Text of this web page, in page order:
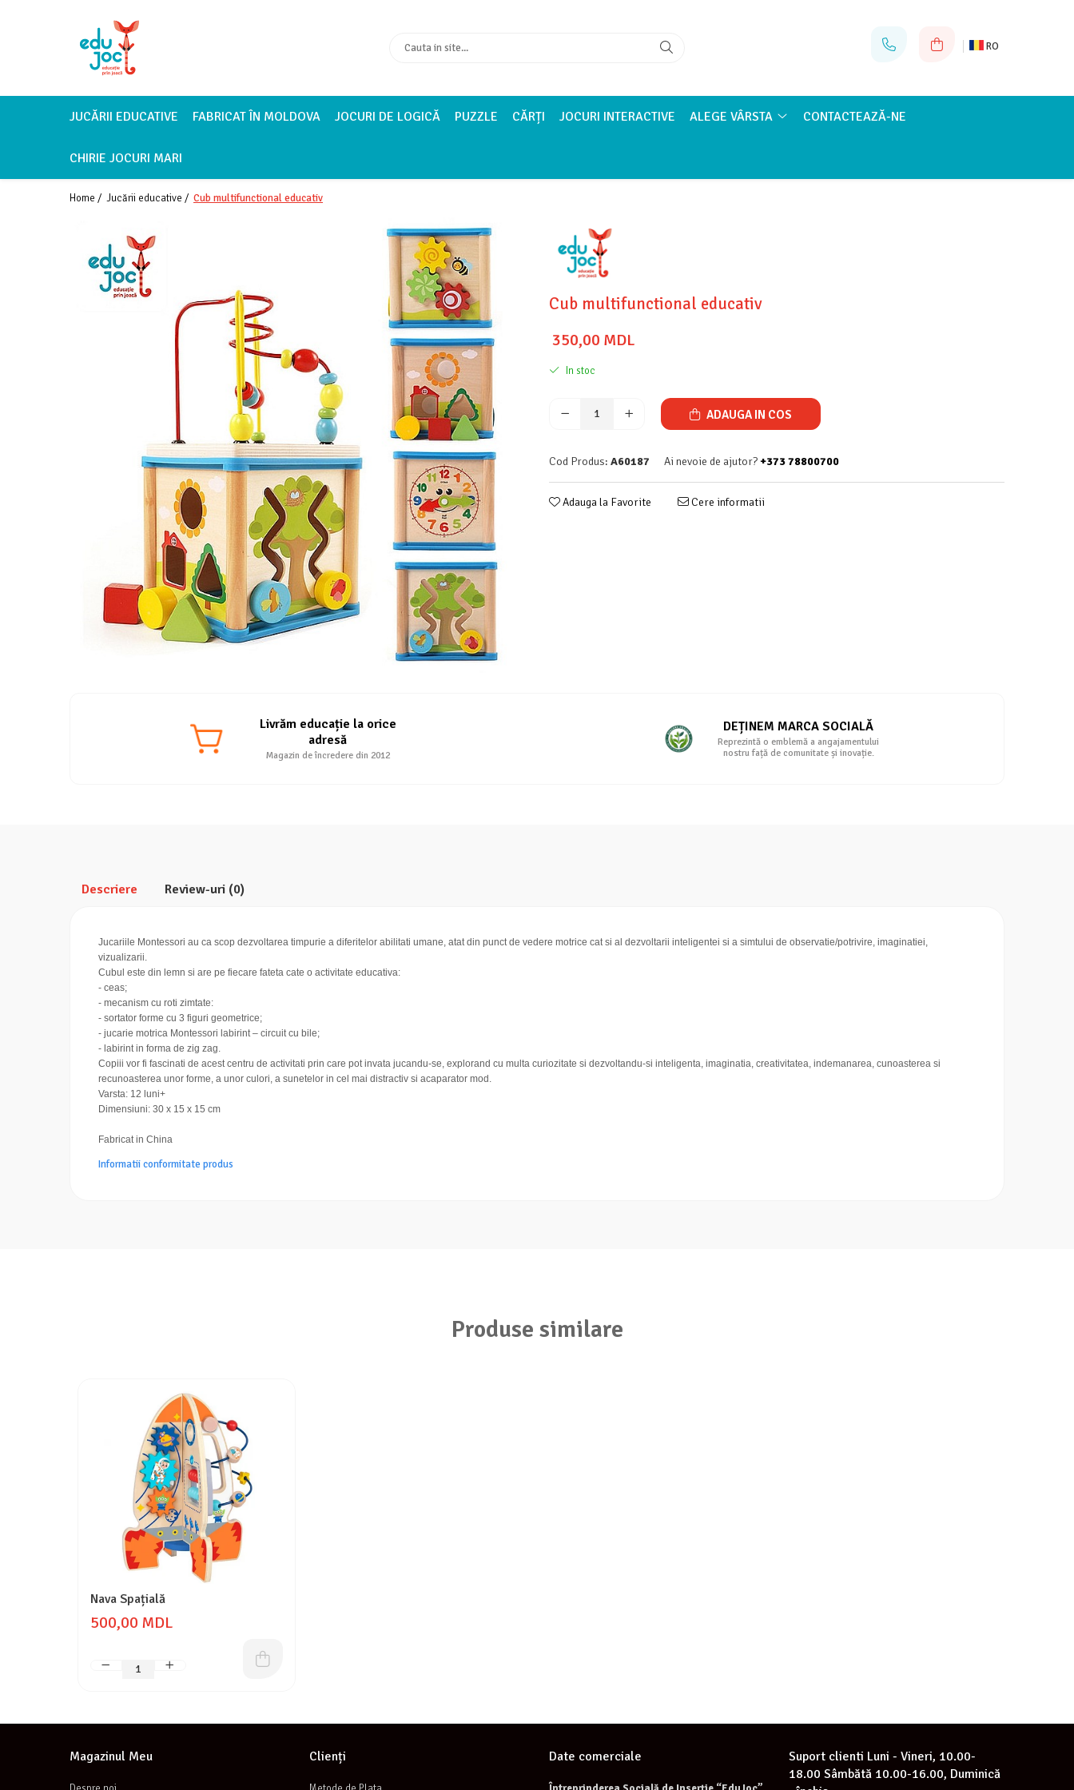
Alege Vârsta RO
JUCĂRII EDUCATIVE FABRICAT ÎN MOLDOVA JOCURI DE LOGICĂ PUZZLE CĂRȚI JOCURI INTERACTIVE ALEGE VÂRSTA CONTACTEAZĂ-NE
CHIRIE JOCURI MARI
Home / Jucării educative / Cub multifunctional educativ
Cub multifunctional educativ
350,00 MDL
In stoc
ADAUGA IN COS
Cod Produs: A60187 Ai nevoie de ajutor?+373 78800700
Adauga la Favorite Cere informatii
Livrăm educație la orice
adresă
Magazin de încredere din 2012
DEȚINEM MARCA SOCIALĂ
Reprezintă o emblemă a angajamentului
nostru față de comunitate și inovație.
Descriere Review-uri (0)
Jucariile Montessori au ca scop dezvoltarea timpurie a diferitelor abilitati umane, atat din punct de vedere motrice cat si al dezvoltarii inteligentei si a simtului de observatie/potrivire, imaginatiei,
vizualizarii.
Cubul este din lemn si are pe fiecare fateta cate o activitate educativa:
- ceas;
- mecanism cu roti zimtate:
- sortator forme cu 3 figuri geometrice;
- jucarie motrica Montessori labirint – circuit cu bile;
- labirint in forma de zig zag.
Copiii vor fi fascinati de acest centru de activitati prin care pot invata jucandu-se, explorand cu multa curiozitate si dezvoltandu-si inteligenta, imaginatia, creativitatea, indemanarea, cunoasterea si
recunoasterea unor forme, a unor culori, a sunetelor in cel mai distractiv si acaparator mod.
Varsta: 12 luni+
Dimensiuni: 30 x 15 x 15 cm
Fabricat in China
Informatii conformitate produs
Produse similare
Nava Spațială
500,00 MDL
Magazinul Meu Clienți Date comerciale Suport clienti Luni - Vineri, 10.00-
18.00 Sâmbătă 10.00-16.00, Duminică